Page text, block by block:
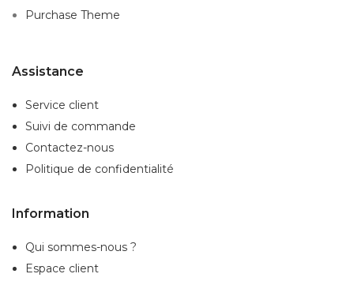
Purchase Theme
Assistance
Service client
Suivi de commande
Contactez-nous
Politique de confidentialité
Information
Qui sommes-nous ?
Espace client